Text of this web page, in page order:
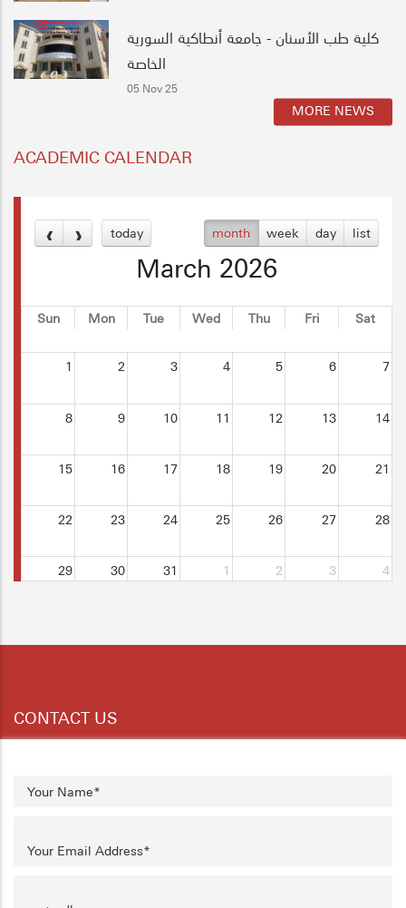
كلية طب الأسنان - جامعة أنطاكية السورية
الخاصة
05 Nov 25
MORE NEWS
ACADEMIC CALENDAR
today month week day list
March 2026
Sun Mon Tue Wed Thu Fri Sat
1 2 3 4 5 6 7
8 9 10 11 12 13 14
15 16 17 18 19 20 21
22 23 24 25 26 27 28
29 30 31 1 2 3 4
CONTACT US